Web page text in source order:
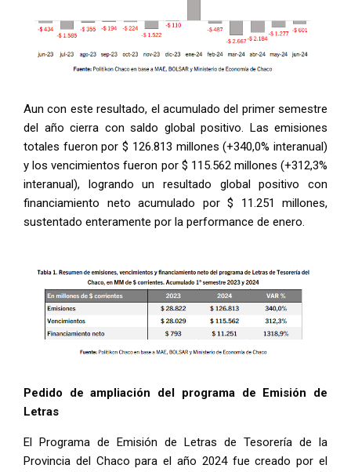
Aun con este resultado, el acumulado del primer semestre
del año cierra con saldo global positivo. Las emisiones
totales fueron por $ 126.813 millones (+340,0% interanual)
y los vencimientos fueron por $ 115.562 millones (+312,3%
interanual), logrando un resultado global positivo con
financiamiento neto acumulado por $ 11.251 millones,
sustentado enteramente por la performance de enero.
Pedido de ampliación del programa de Emisión de
Letras
El Programa de Emisión de Letras de Tesorería de la
Provincia del Chaco para el año 2024 fue creado por el